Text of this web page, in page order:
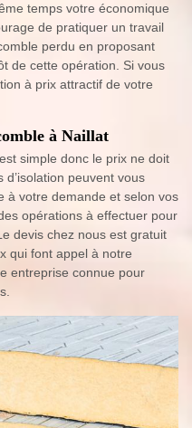
temps votre économique
de pratiquer un travail
perdu en proposant
de cette opération. Si vous
à prix attractif de votre
à Naillat
simple donc le prix ne doit
peuvent vous
à votre demande et selon vos
opérations à effectuer pour
devis chez nous est gratuit
qui font appel à notre
entreprise connue pour